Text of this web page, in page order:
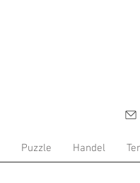
Puzzle Handel